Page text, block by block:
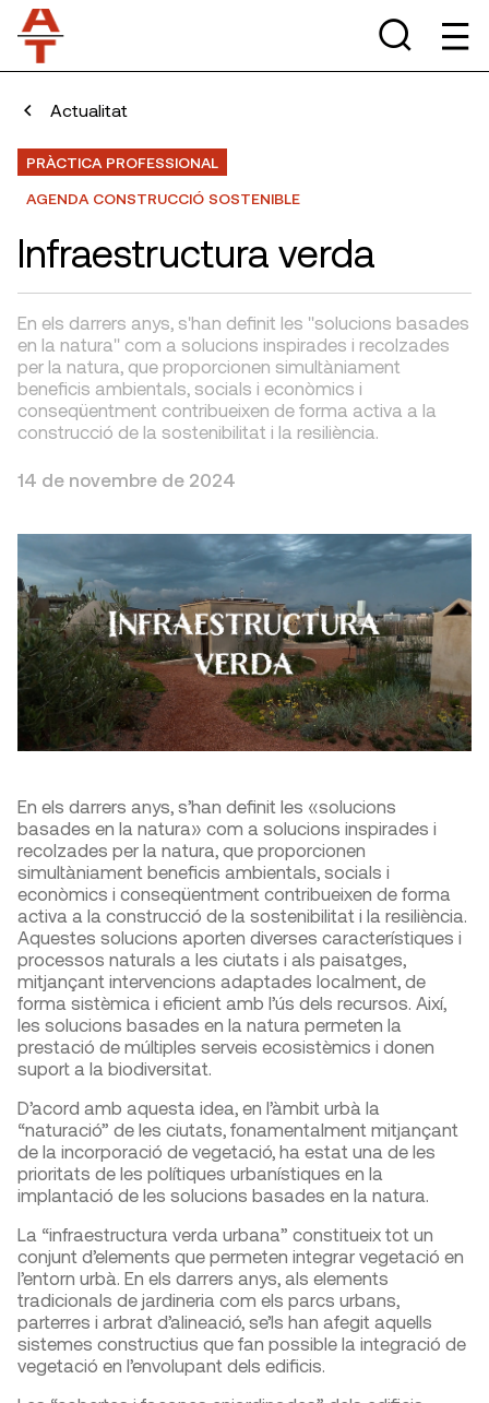
Actualitat
PRÀCTICA PROFESSIONAL
AGENDA CONSTRUCCIÓ SOSTENIBLE
Infraestructura verda
En els darrers anys, s'han definit les "solucions basades
en la natura" com a solucions inspirades i recolzades
per la natura, que proporcionen simultàniament
beneficis ambientals, socials i econòmics i
conseqüentment contribueixen de forma activa a la
construcció de la sostenibilitat i la resiliència.
14 de novembre de 2024
En els darrers anys, s’han definit les «solucions
basades en la natura» com a solucions inspirades i
recolzades per la natura, que proporcionen
simultàniament beneficis ambientals, socials i
econòmics i conseqüentment contribueixen de forma
activa a la construcció de la sostenibilitat i la resiliència.
Aquestes solucions aporten diverses característiques i
processos naturals a les ciutats i als paisatges,
mitjançant intervencions adaptades localment, de
forma sistèmica i eficient amb l’ús dels recursos. Així,
les solucions basades en la natura permeten la
prestació de múltiples serveis ecosistèmics i donen
suport a la biodiversitat.
D’acord amb aquesta idea, en l’àmbit urbà la
“naturació” de les ciutats, fonamentalment mitjançant
de la incorporació de vegetació, ha estat una de les
prioritats de les polítiques urbanístiques en la
implantació de les solucions basades en la natura.
La “infraestructura verda urbana” constitueix tot un
conjunt d’elements que permeten integrar vegetació en
l’entorn urbà. En els darrers anys, als elements
tradicionals de jardineria com els parcs urbans,
parterres i arbrat d’alineació, se’ls han afegit aquells
sistemes constructius que fan possible la integració de
vegetació en l’envolupant dels edificis.